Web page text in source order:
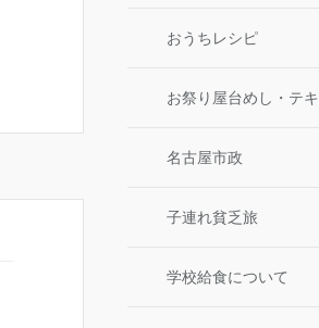
おうちレシピ
お祭り屋台めし・テ
名古屋市政
子連れ貧乏旅
学校給食について